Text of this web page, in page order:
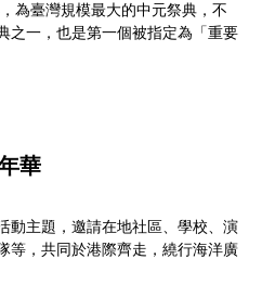
為臺灣規模最大的中元祭典，不
之一，也是第一個被指定為「重要
華
動主題，邀請在地社區、學校、演
等，共同於港際齊走，繞行海洋廣